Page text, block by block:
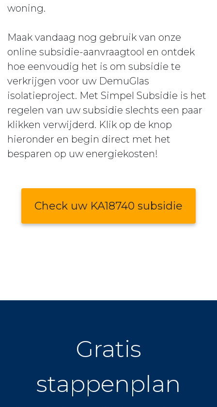
woning.
Maak vandaag nog gebruik van onze
online subsidie-aanvraagtool en ontdek
hoe eenvoudig het is om subsidie te
verkrijgen voor uw DemuGlas
isolatieproject. Met Simpel Subsidie is het
regelen van uw subsidie slechts een paar
klikken verwijderd. Klik op de knop
hieronder en begin direct met het
besparen op uw energiekosten!
Check uw KA18740 subsidie
Gratis
stappenplan